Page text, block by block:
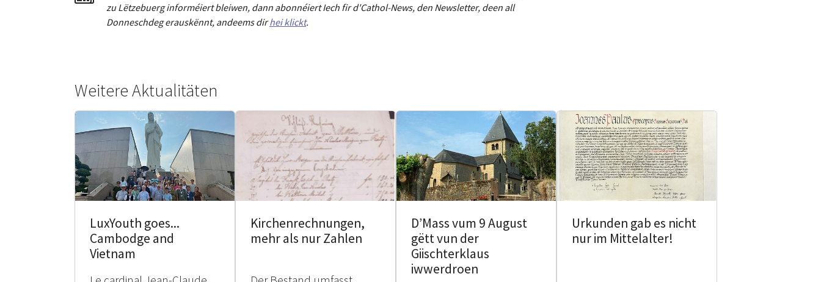
zu Lëtzebuerg informéiert bleiwen, dann abonnéiert Iech fir d'Cathol-News, den Newsletter, deen all
Donneschdeg erauskënnt, andeems dirhei klickt.
Weitere Aktualitäten
LuxYouth goes...
Cambodge and
Vietnam
Kirchenrechnungen,
mehr als nur Zahlen
D’Mass vum 9 August
gëtt vun der
Giischterklaus
iwwerdroen
Urkunden gab es nicht
nur im Mittelalter!